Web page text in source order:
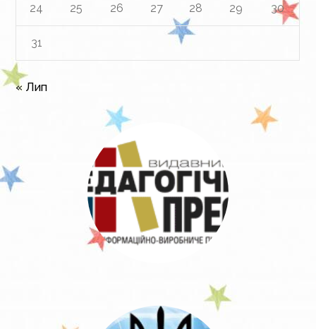
24 25 26 27 28 29 30
31
« Лип